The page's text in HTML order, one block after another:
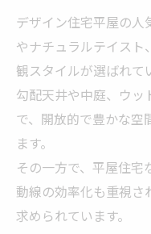
機能性重
おしゃれ
暮らし
平屋住宅
デザイン住宅平屋の人
やナチュラルテイス
観スタイルが選ばれて
勾配天井や中庭、ウッ
で、開放的で豊かな空
ます。
その一方で、平屋住
動線の効率化も重視さ
求められています。